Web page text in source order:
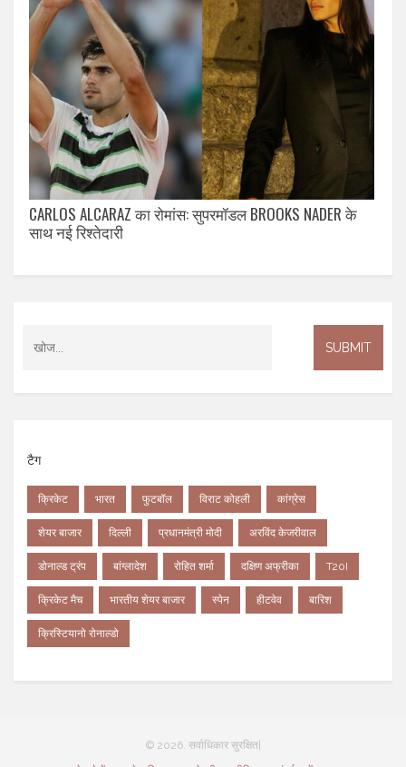
CARLOS ALCARAZ का रोमांस: सुपरमॉडल BROOKS NADER के
साथ नई रिश्तेदारी
टैग
क्रिकेट भारत फुटबॉल विराट कोहली कांग्रेस
शेयर बाजार दिल्ली प्रधानमंत्री मोदी अरविंद केजरीवाल
डोनाल्ड ट्रंप बांग्लादेश रोहित शर्मा दक्षिण अफ्रीका T20I
क्रिकेट मैच भारतीय शेयर बाजार स्पेन हीटवेव बारिश
क्रिस्टियानो रोनाल्डो
© 2026. सर्वाधिकार सुरक्षित|